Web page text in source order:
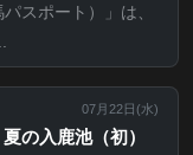
スポート）」は、
07月22日(水)
の入鹿池（初）